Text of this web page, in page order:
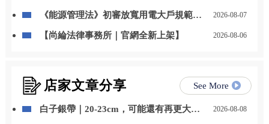
《能源管理法》初審放寬用電大戶規範，
2026-08-07
【尚綸法律事務所｜官網全新上架】 2026-08-06
店家文章分享 See More
白子銀帶｜20-23cm，可能還有再更大一
2026-08-08